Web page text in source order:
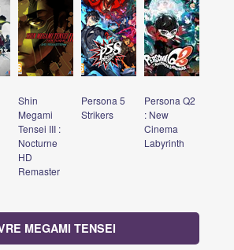
Shin
Megami
Tensei III :
Nocturne
HD
Remaster
Persona 5
Strikers
Persona Q2
: New
Cinema
Labyrinth
MEGAMI TENSEI